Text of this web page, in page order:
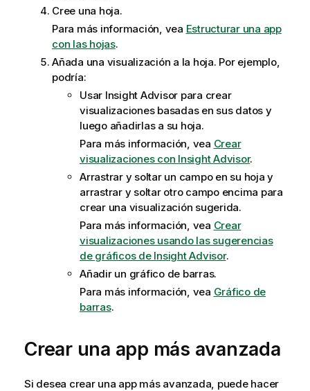
Cree una hoja.
Para más información, vea Estructurar una app
con las hojas.
Añada una visualización a la hoja. Por ejemplo,
podría:
Usar Insight Advisor para crear
visualizaciones basadas en sus datos y
luego añadirlas a su hoja.
Para más información, vea Crear
visualizaciones con Insight Advisor.
Arrastrar y soltar un campo en su hoja y
arrastrar y soltar otro campo encima para
crear una visualización sugerida.
Para más información, vea Crear
visualizaciones usando las sugerencias
de gráficos de Insight Advisor.
Añadir un gráfico de barras.
Para más información, vea Gráfico de
barras.
Crear una app más avanzada
Si desea crear una app más avanzada, puede hacer